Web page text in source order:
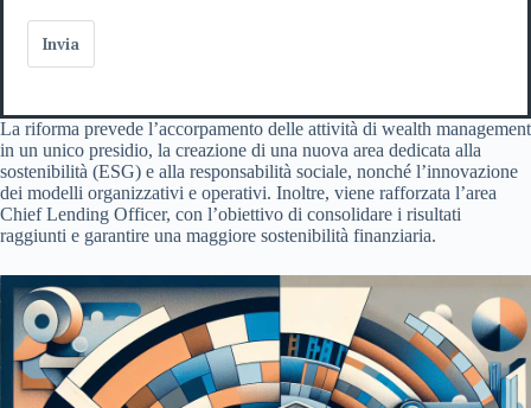
Invia
La riforma prevede l’accorpamento delle attività di wealth management
in un unico presidio, la creazione di una nuova area dedicata alla
sostenibilità (ESG) e alla responsabilità sociale, nonché l’innovazione
dei modelli organizzativi e operativi. Inoltre, viene rafforzata l’area
Chief Lending Officer, con l’obiettivo di consolidare i risultati
raggiunti e garantire una maggiore sostenibilità finanziaria.